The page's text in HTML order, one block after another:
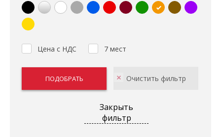
Цена с НДС 7 мест
Закрыть
фильтр